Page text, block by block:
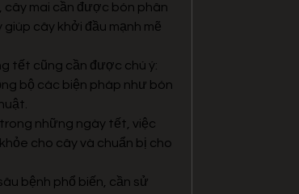
cây mai cần được bón phân
cây khởi đầu mạnh mẽ
tết cũng cần được chú ý:
bộ các biện pháp như bón
những ngày tết, việc
cho cây và chuẩn bị cho
bệnh phổ biến, cần sử